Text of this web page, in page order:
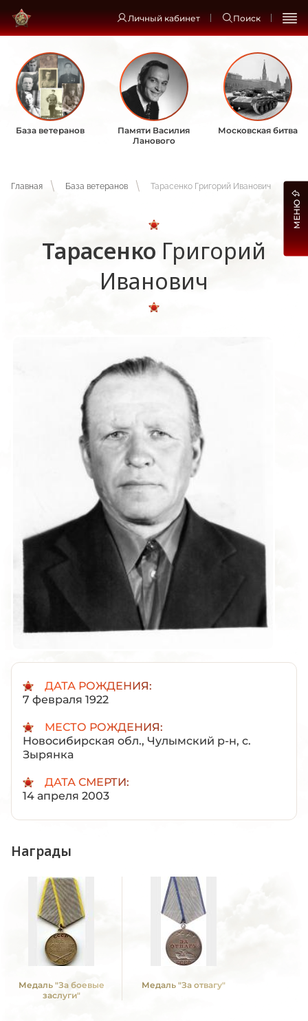
Личный кабинет Поиск
База ветеранов
Памяти Василия
Ланового
Московская битва
Главная База ветеранов Тарасенко Григорий Иванович
Тарасенко Григорий
Иванович
ДАТА РОЖДЕНИЯ:
7 февраля 1922
МЕСТО РОЖДЕНИЯ:
Новосибирская обл., Чулымский р-н, с.
Зырянка
ДАТА СМЕРТИ:
14 апреля 2003
Награды
Медаль "За боевые
заслуги"
Медаль "За отвагу"
МЕНЮ